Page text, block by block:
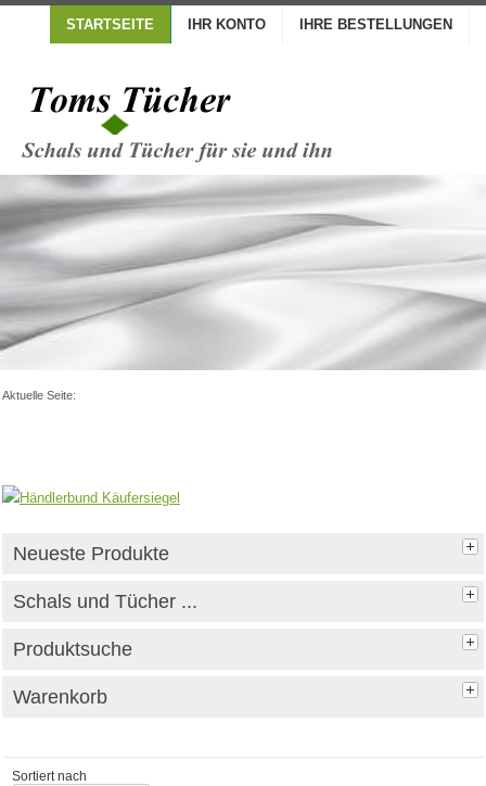
STARTSEITE IHR KONTO IHRE BESTELLUNGEN
Aktuelle Seite:
Neueste Produkte
Schals und Tücher ...
Produktsuche
Warenkorb
Sortiert nach